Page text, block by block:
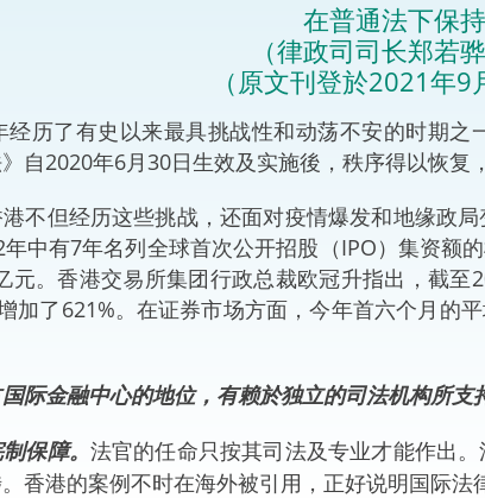
技
服务中心
粤港澳大湾区
在普通法下保
（律政司司长郑若
（原文刊登於2021年9
经历了有史以来最具挑战性和动荡不安的时期
》自2020年6月30日生效及实施後，秩序得以恢复
不但经历这些挑战，还面对疫情爆发和地缘政
中有7年名列全球首次公开招股（IPO）集资额
元。香港交易所集团行政总裁欧冠升指出，截
加了621%。在证券市场方面，今年首六个月的
际金融中心的地位，有赖於独立的司法机构所支
保障。 法官的任命只按其司法及专业才能作出
香港的案例不时在海外被引用，正好说明国际法